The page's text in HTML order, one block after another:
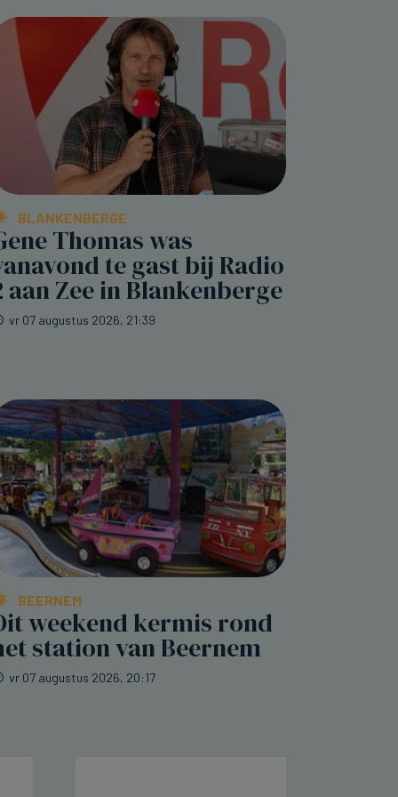
BLANKENBERGE
Thomas was
te gast bij Radio
aan Zee in Blankenberge
vr 07 augustus 2026, 21:39
BEERNEM
weekend kermis rond
station van Beernem
vr 07 augustus 2026, 20:17